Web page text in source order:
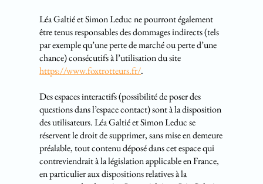
Léa Galtié et Simon Leduc ne pourront également
être tenus responsables des dommages indirects (tels
par exemple qu’une perte de marché ou perte d’une
chance) consécutifs à l’utilisation du site
https://www.foxtrotteurs.fr/.
Des espaces interactifs (possibilité de poser des
questions dans l’espace contact) sont à la disposition
des utilisateurs. Léa Galtié et Simon Leduc se
réservent le droit de supprimer, sans mise en demeure
préalable, tout contenu déposé dans cet espace qui
contreviendrait à la législation applicable en France,
en particulier aux dispositions relatives à la